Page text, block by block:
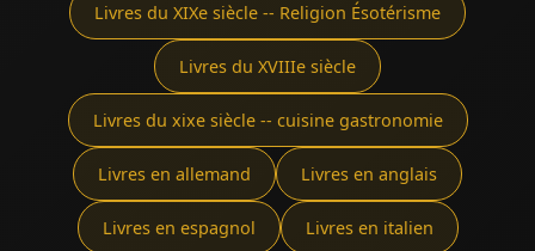
Livres du XIXe siècle -- Religion Ésotérisme
Livres du XVIIIe siècle
Livres du xixe siècle -- cuisine gastronomie
Livres en allemand Livres en anglais
Livres en espagnol Livres en italien